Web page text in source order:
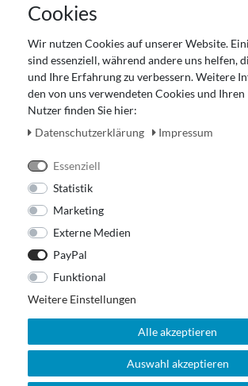
Impressum
Widerrufsrecht
Zahlung und Versand
Unser Ladengeschäft
Cookies
Wir nutzen Cookies auf unserer Website.
sind essenziell, während andere uns helfen,
und Ihre Erfahrung zu verbessern. Weitere
den von uns verwendeten Cookies und Ihren
Nutzer finden Sie hier:
Daten­schutz­erklärung
Impressum
Essenziell
Statistik
Marketing
Externe Medien
PayPal
Funktional
Weitere Einstellungen
Alle akzeptieren
Auswahl akzeptieren